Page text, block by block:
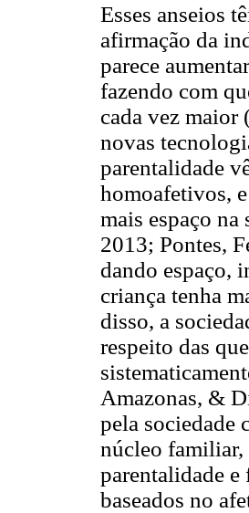
Esses anseios
afirmação da
parece
fazendo com
cada vez
novas
parentalidade
homoafetivos,
mais espaço
2013; Pontes,
dando espaço,
criança tenha
disso, a
respeito das
Amazonas, &
pela sociedade
núcleo familiar,
parentalidade
baseados no